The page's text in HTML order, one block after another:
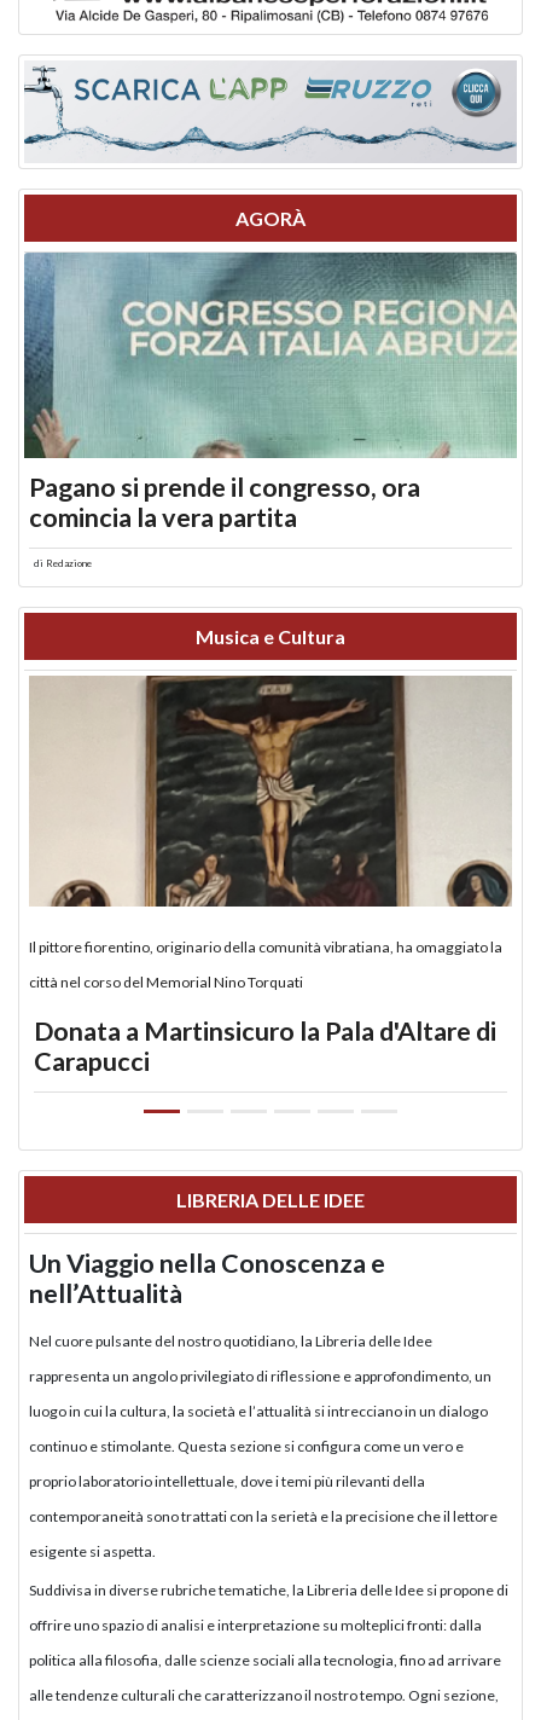
AGORÀ
Pagano si prende il congresso, ora
comincia la vera partita
di Redazione
Musica e Cultura
Il pittore fiorentino, originario della comunità vibratiana, ha omaggiato la
città nel corso del Memorial Nino Torquati
Donata a Martinsicuro la Pala d'Altare di
Carapucci
LIBRERIA DELLE IDEE
Un Viaggio nella Conoscenza e
nell’Attualità
Nel cuore pulsante del nostro quotidiano, la Libreria delle Idee
rappresenta un angolo privilegiato di riflessione e approfondimento, un
luogo in cui la cultura, la società e l’attualità si intrecciano in un dialogo
continuo e stimolante. Questa sezione si configura come un vero e
proprio laboratorio intellettuale, dove i temi più rilevanti della
contemporaneità sono trattati con la serietà e la precisione che il lettore
esigente si aspetta.
Suddivisa in diverse rubriche tematiche, la Libreria delle Idee si propone di
offrire uno spazio di analisi e interpretazione su molteplici fronti: dalla
politica alla filosofia, dalle scienze sociali alla tecnologia, fino ad arrivare
alle tendenze culturali che caratterizzano il nostro tempo. Ogni sezione,